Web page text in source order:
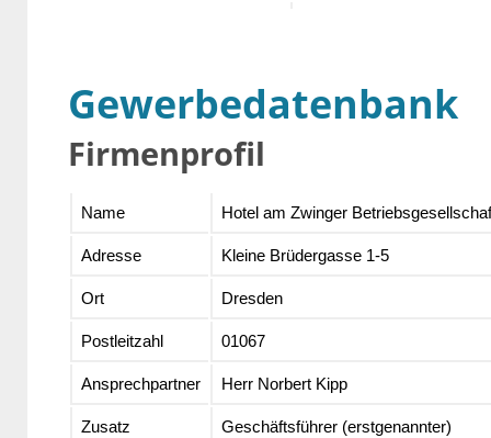
Gewerbedatenbank
Firmenprofil
Name Hotel am Zwinger
Adresse Kleine Brüdergasse 1-5
Ort Dresden
Postleitzahl 01067
Ansprechpartner Herr Norbert Kipp
Zusatz Geschäftsführer (erstgenannter)